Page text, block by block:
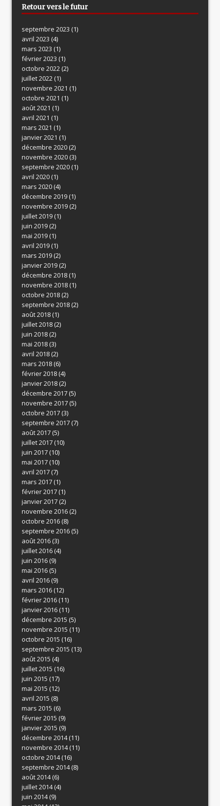
Retour vers le futur
septembre 2023 (1)
avril 2023 (4)
mars 2023 (1)
février 2023 (1)
octobre 2022(2)
juillet 2022(1)
novembre 2021 (1)
octobre 2021 (1)
août 2021 (1)
avril 2021 (1)
mars 2021 (1)
janvier 2021 (1)
décembre 2020(2)
novembre 2020(3)
septembre 2020(1)
avril 2020(1)
mars 2020(4)
décembre 2019(1)
novembre 2019(2)
juillet 2019(1)
juin 2019(2)
mai 2019(1)
avril 2019(1)
mars 2019(2)
janvier 2019(2)
décembre 2018(1)
novembre 2018(1)
octobre 2018(2)
septembre 2018(2)
août 2018(1)
juillet 2018(2)
juin 2018(2)
mai 2018(3)
avril 2018(2)
mars 2018(6)
février 2018(4)
janvier 2018(2)
décembre 2017(5)
novembre 2017(5)
octobre 2017(3)
septembre 2017(7)
août 2017(5)
juillet 2017(10)
juin 2017(10)
mai 2017(10)
avril 2017(7)
mars 2017(1)
février 2017(1)
janvier 2017(2)
novembre 2016(2)
octobre 2016(8)
septembre 2016(5)
août 2016(3)
juillet 2016(4)
juin 2016(9)
mai 2016(5)
avril 2016(9)
mars 2016(12)
février 2016(11)
janvier 2016(11)
décembre 2015 (5)
novembre 2015 (11)
octobre 2015 (16)
septembre 2015 (13)
août 2015 (4)
juillet 2015 (16)
juin 2015 (17)
mai 2015 (12)
avril 2015 (8)
mars 2015 (6)
février 2015 (9)
janvier 2015 (9)
décembre 2014(11)
novembre 2014(11)
octobre 2014(16)
septembre 2014(8)
août 2014(6)
juillet 2014(4)
juin 2014(9)